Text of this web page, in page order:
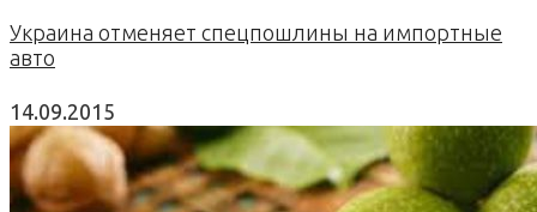
Украина отменяет спецпошлины на импортные
авто
14.09.2015